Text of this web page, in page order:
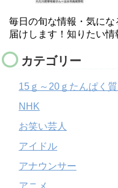
毎日の旬な情報・気に
届けします！知りたい情
カテゴリー
15ｇ～20ｇたんぱく
NHK
お笑い芸人
アイドル
アナウンサー
アニメ